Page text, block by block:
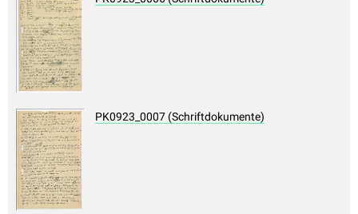
PK0923_0007 (Schriftdokumente)